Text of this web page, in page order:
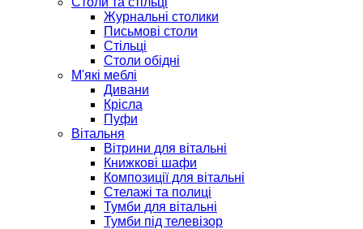
Журнальні столики
Письмові столи
Стільці
Столи обідні
М'які меблі
Дивани
Крісла
Пуфи
Вітальня
Вітрини для вітальні
Книжкові шафи
Композиції для вітальні
Стелажі та полиці
Тумби для вітальні
Тумби під телевізор